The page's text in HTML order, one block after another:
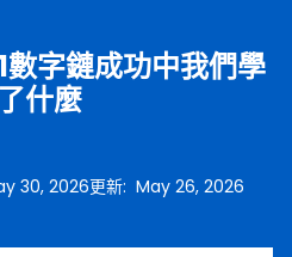
字鏈成功中我們學
什麼
30, 2026更新: May 26, 2026